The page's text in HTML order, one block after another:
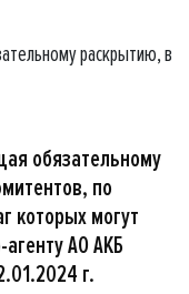
раскрытию, в
обязательному
по
которых могут
АО АКБ
г.